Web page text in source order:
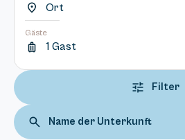
Ort
Gäste
1 Gast
Filter
Name der Unterkunft